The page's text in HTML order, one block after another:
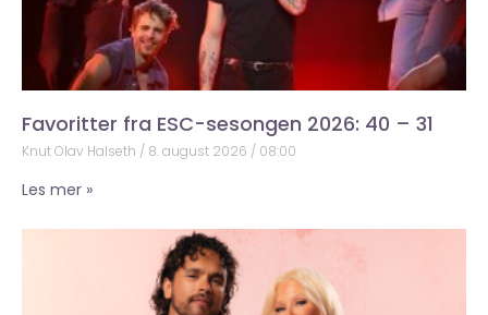
Favoritter fra ESC-sesongen 2026: 40 – 31
Knut Olav Halseth 8. august 2026 08:00
Les mer »